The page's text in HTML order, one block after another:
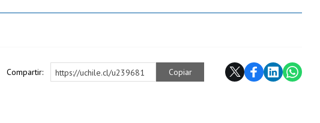
Compartir: https://uchile.cl/u239681 Copiar